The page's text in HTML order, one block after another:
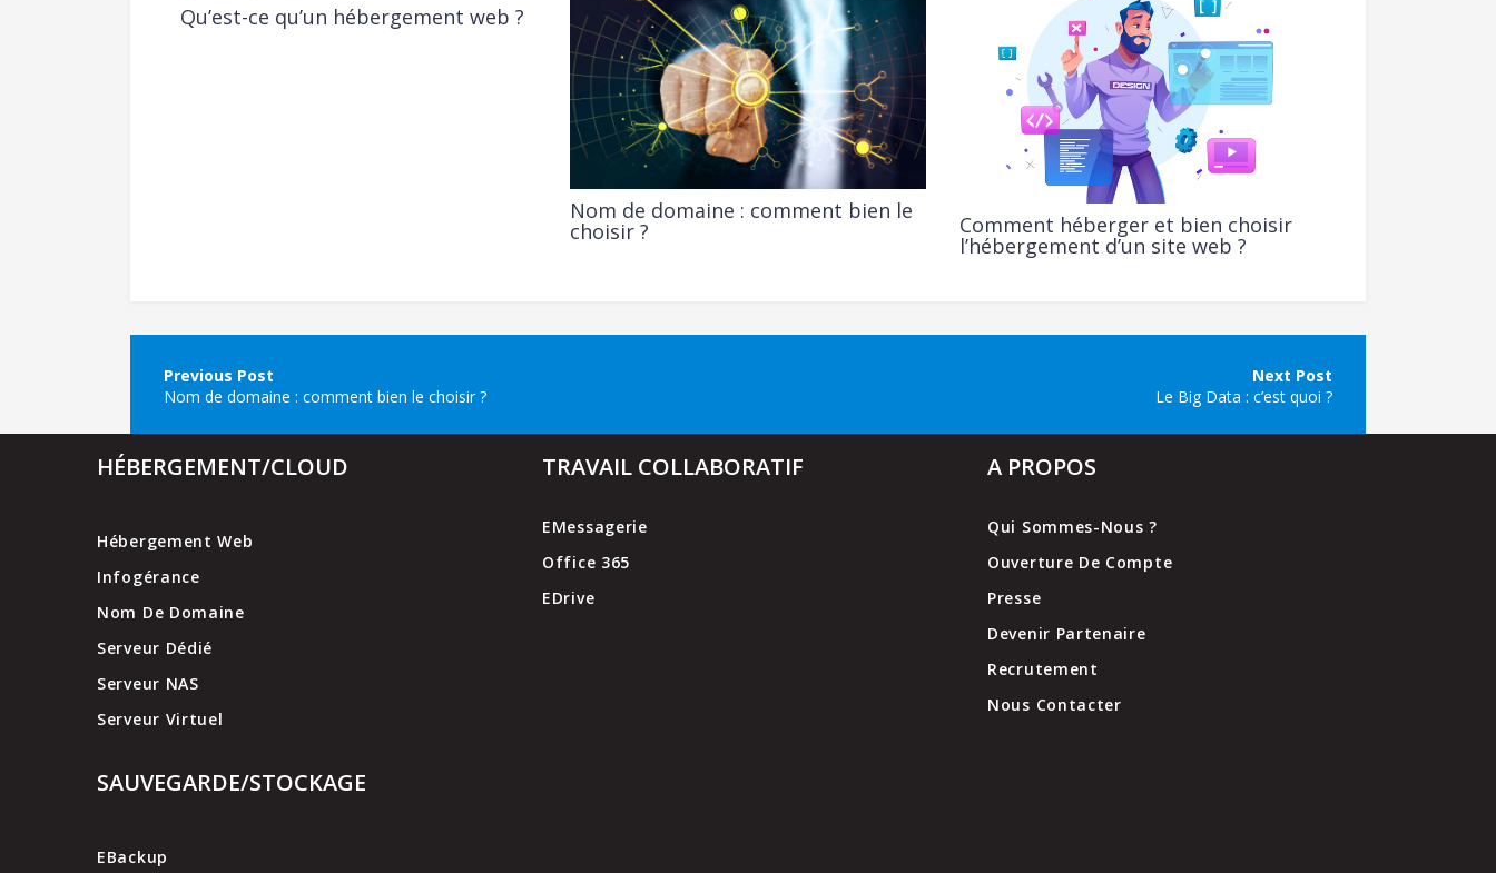
Qu’est-ce qu’un hébergement web ?
Nom de domaine : comment bien le
choisir ? Comment héberger et bien choisir
l’hébergement d’un site web ?
de
l’article
Nom de domaine : comment bien le choisir ? Le Big Data : c’est quoi ?
HÉBERGEMENT/CLOUD
Hébergement Web
Infogérance
Nom De Domaine
Serveur Dédié
Serveur NAS
Serveur Virtuel
TRAVAIL COLLABORATIF
EMessagerie
Office 365
EDrive
A PROPOS
Qui Sommes-Nous ?
Ouverture De Compte
Presse
Devenir Partenaire
Recrutement
Nous Contacter
SAUVEGARDE/STOCKAGE
EBackup